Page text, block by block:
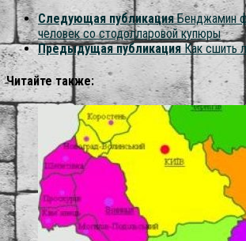
Следующая публикация Бенджамин
человек со стодолларовой купюры
Предыдущая публикация Как сшить
Читайте также: